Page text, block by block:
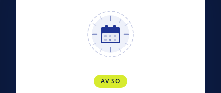
AVISO